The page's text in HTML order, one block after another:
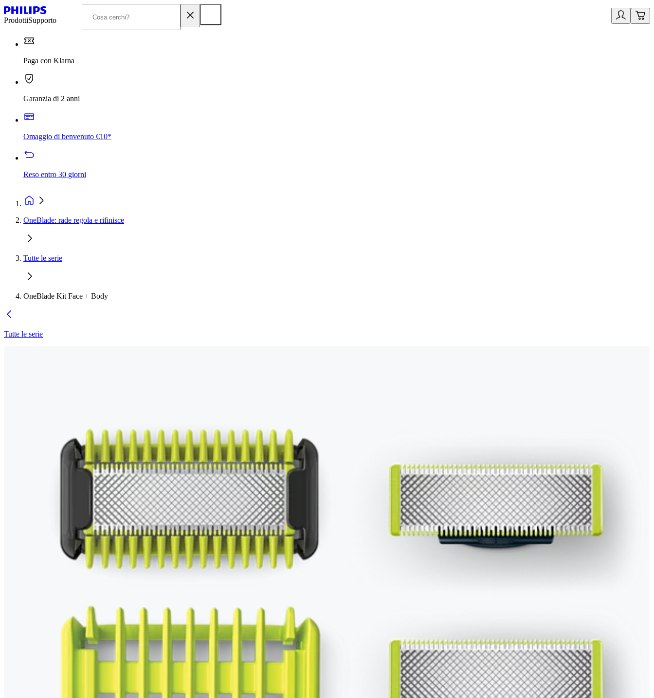
ProdottiSupporto
Paga con Klarna
Garanzia di 2 anni
Omaggio di benvenuto €10*
Reso entro 30 giorni
OneBlade: rade regola e rifinisce
Tutte le serie
OneBlade Kit Face + Body
Tutte le serie